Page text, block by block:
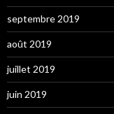
septembre 2019
août 2019
juillet 2019
juin 2019